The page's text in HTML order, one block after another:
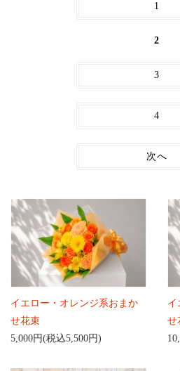
1
2
3
4
次へ
イエロー・オレンジ系おまか
せ花束
5,000円(税込5,500円)
イ
せ